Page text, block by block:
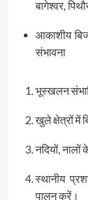
बागेश्वर,
आकाशीय
संभावना
भूस्खलन
खुले क्षेत्रों में
नदियों,
स्थानीय
पालन करें।